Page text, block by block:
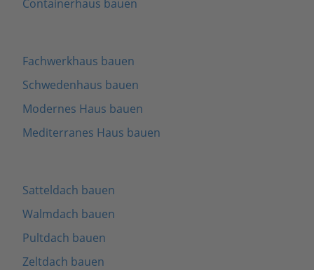
Containerhaus bauen
Fachwerkhaus bauen
Schwedenhaus bauen
Modernes Haus bauen
Mediterranes Haus bauen
Satteldach bauen
Walmdach bauen
Pultdach bauen
Zeltdach bauen